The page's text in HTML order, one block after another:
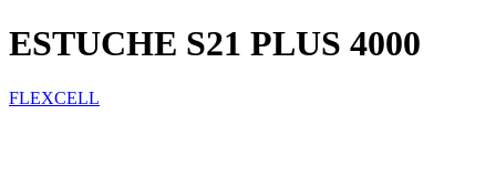
ESTUCHE S21 PLUS 4000
FLEXCELL